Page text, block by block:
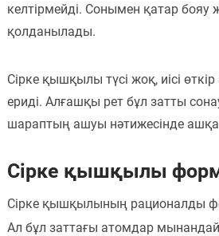
келтірмейді. Сонымен қатар бояу
қолданылады.
Сірке қышқылы түсі жоқ, иісі
ериді. Алғашқы рет бұл затты
шараптың ашуы нәтижесінде
Сірке қышқылы
Сірке қышқылының рационалды
Ал бұл заттағы атомдар